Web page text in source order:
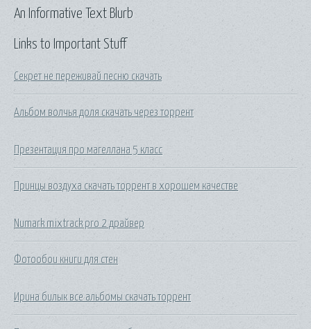
Links to Important Stuff
Секрет не переживай песню скачать
Альбом волчья доля скачать через торрент
Презентация про магеллана 5 класс
Принцы воздуха скачать торрент в хорошем качестве
Numark mixtrack pro 2 драйвер
Фотообои книги для стен
Ирина билык все альбомы скачать торрент
An Informative Text Blurb